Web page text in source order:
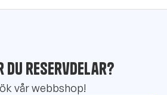
du reservdelar?
vår webbshop!